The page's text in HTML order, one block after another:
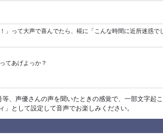
」って大声で喜んでたら、椛に「こんな時間に近所迷惑
てあげよっか？
、声優さんの声を聞いたときの感覚で、一部文字起
として設定して音声でお楽しみください。